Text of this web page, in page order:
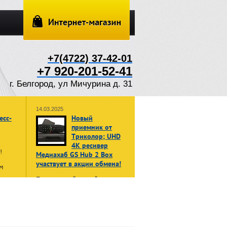
+7(4722) 37-42-01
+7 920-201-52-41
г. Белгород, ул Мичурина д. 31
14.03.2025
Новый
приемник от
Триколор; UHD
4K ресивер
Медиахаб GS Hub 2 Box
участвует в акции обмена!
Принеси свой старый, даже не